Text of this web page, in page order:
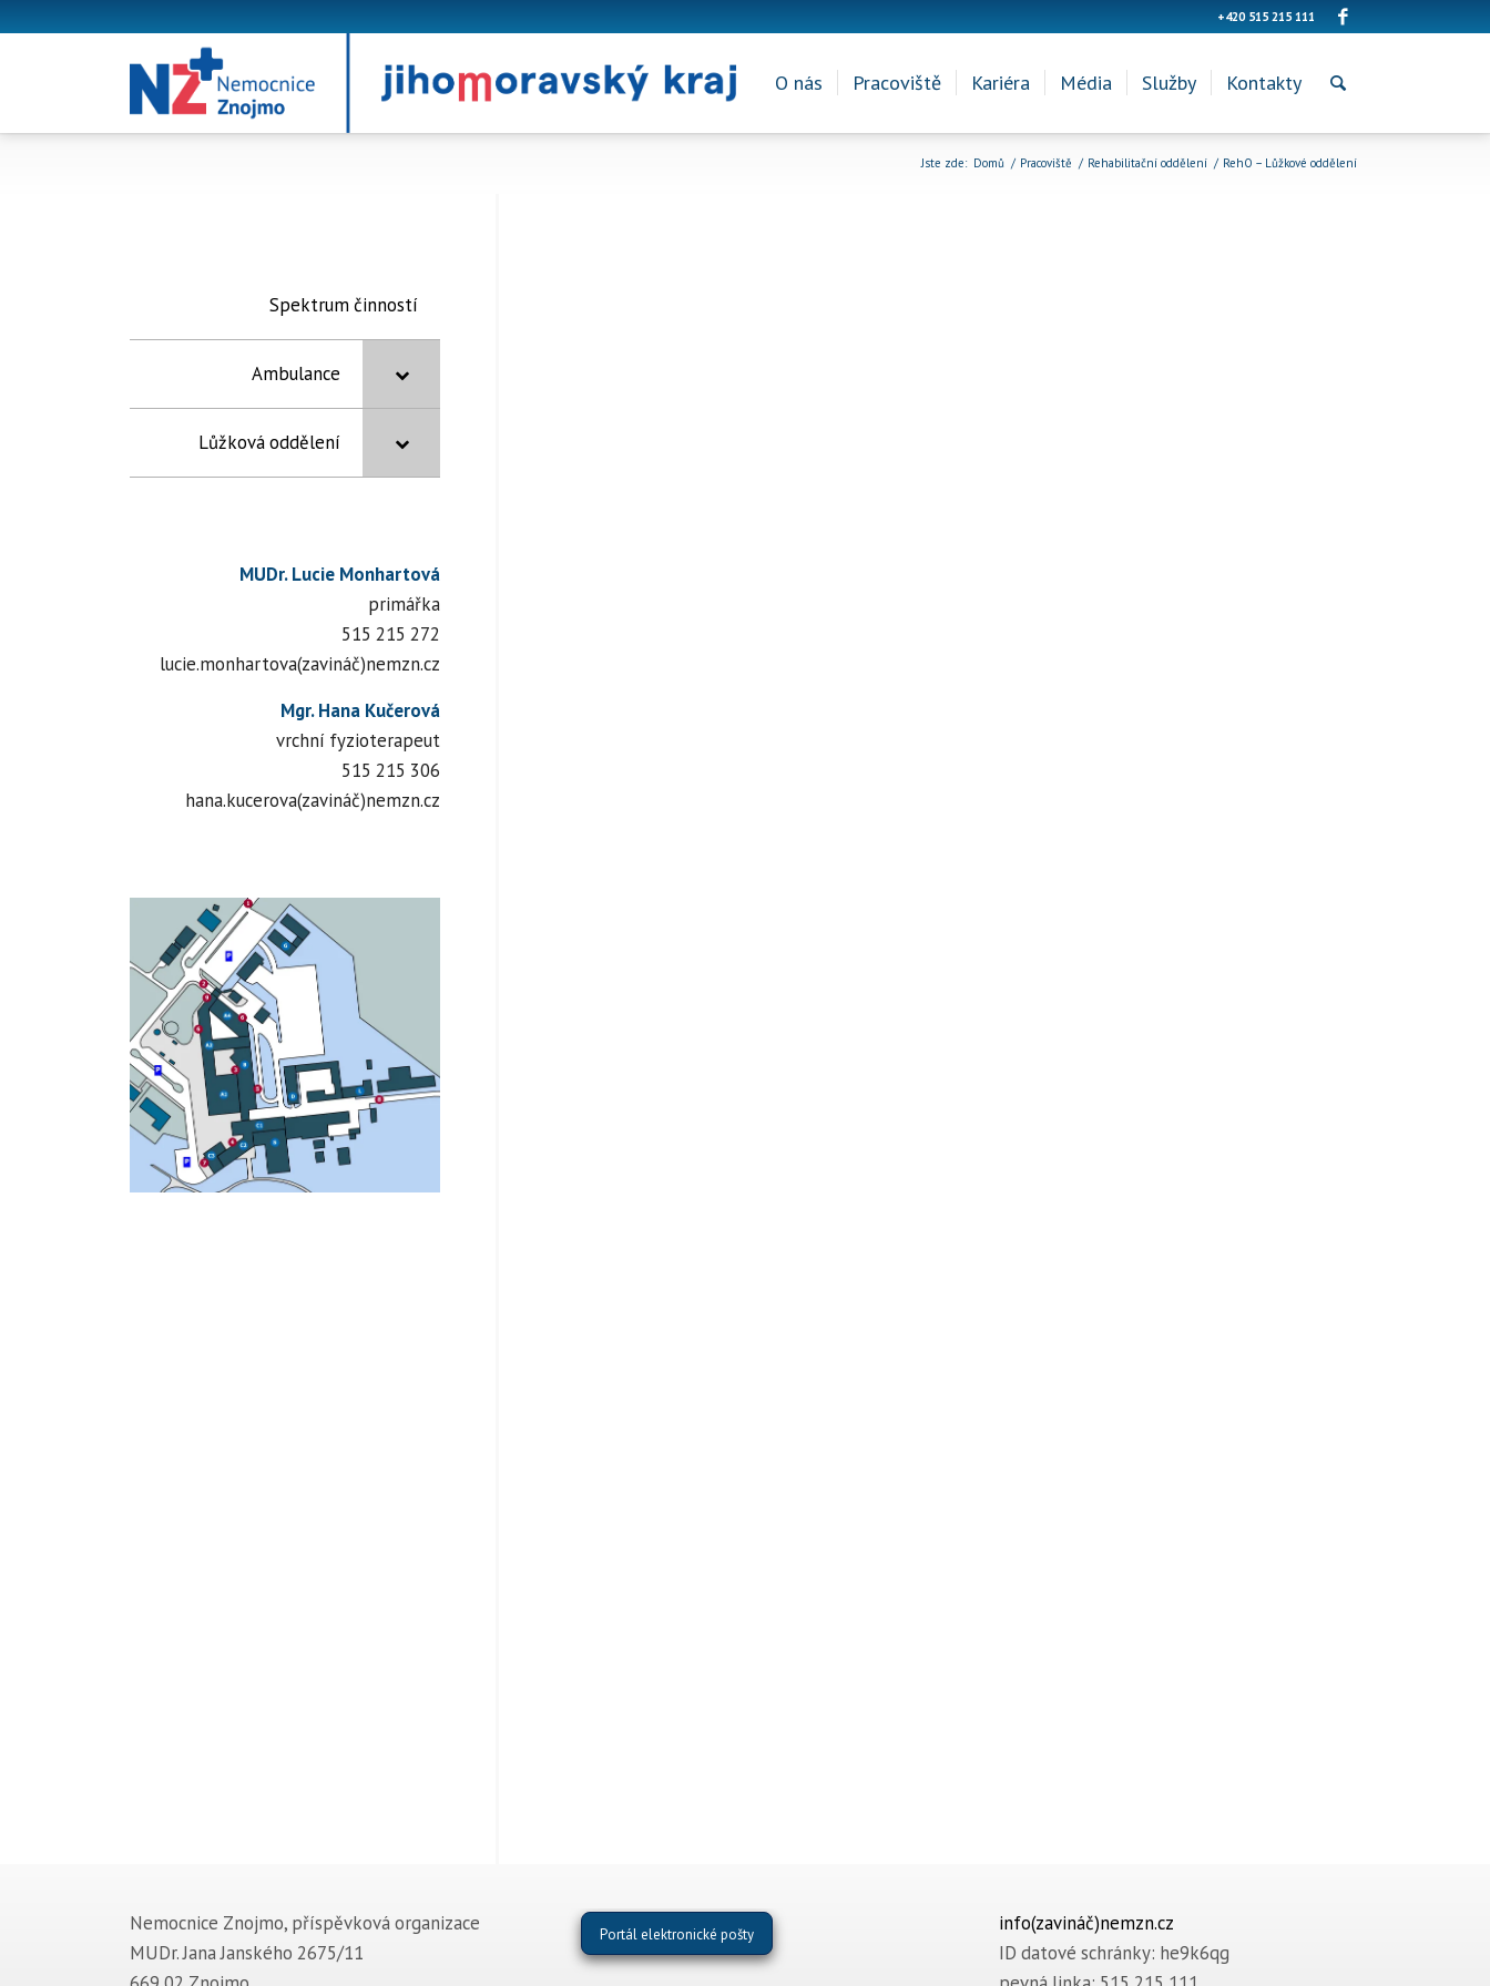
+420 515 215 111
O nás Pracoviště Kariéra Média Služby Kontakty
Jste zde: Domů / Pracoviště / Rehabilitační oddělení / RehO – Lůžkové oddělení
Spektrum činností
Ambulance
Lůžková oddělení
MUDr. Lucie Monhartová
primářka
515 215 272
lucie.monhartova(zavináč)nemzn.cz
Mgr. Hana Kučerová
vrchní fyzioterapeut
515 215 306
hana.kucerova(zavináč)nemzn.cz
Nemocnice Znojmo, příspěvková organizace
MUDr. Jana Janského 2675/11
Portál elektronické pošty
info(zavináč)nemzn.cz
ID datové schránky: he9k6qg